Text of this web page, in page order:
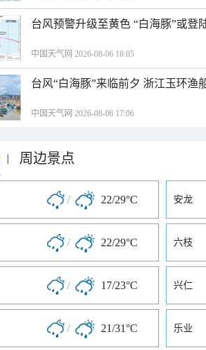
台风预警升级至黄色 “白海豚”或登
中国天气网 2026-08-06 18:05
台风“白海豚”来临前夕 浙江玉环渔
中国天气网 2026-08-06 17:06
| 周边景点
/ 22/29°C 安龙
/ 22/29°C 六枝
/ 17/23°C 兴仁
/ 21/31°C 乐业